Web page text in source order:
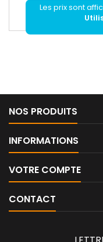
Les prix sont
NOS PRODUITS
INFORMATIONS
VOTRE COMPTE
CONTACT